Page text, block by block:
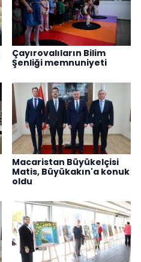
Çayırovalıların Bilim
Şenliği memnuniyeti
Macaristan Büyükelçisi
Matis, Büyükakın'a konuk
oldu